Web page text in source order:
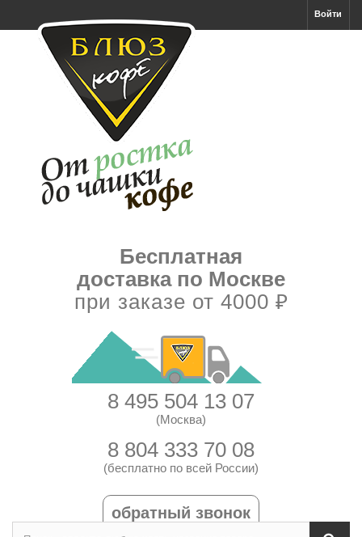
Войти
Бесплатная
доставка по Москве
при заказе от 4000 ₽
8 495 504 13 07
(Москва)
8 804 333 70 08
(бесплатно по всей России)
обратный звонок